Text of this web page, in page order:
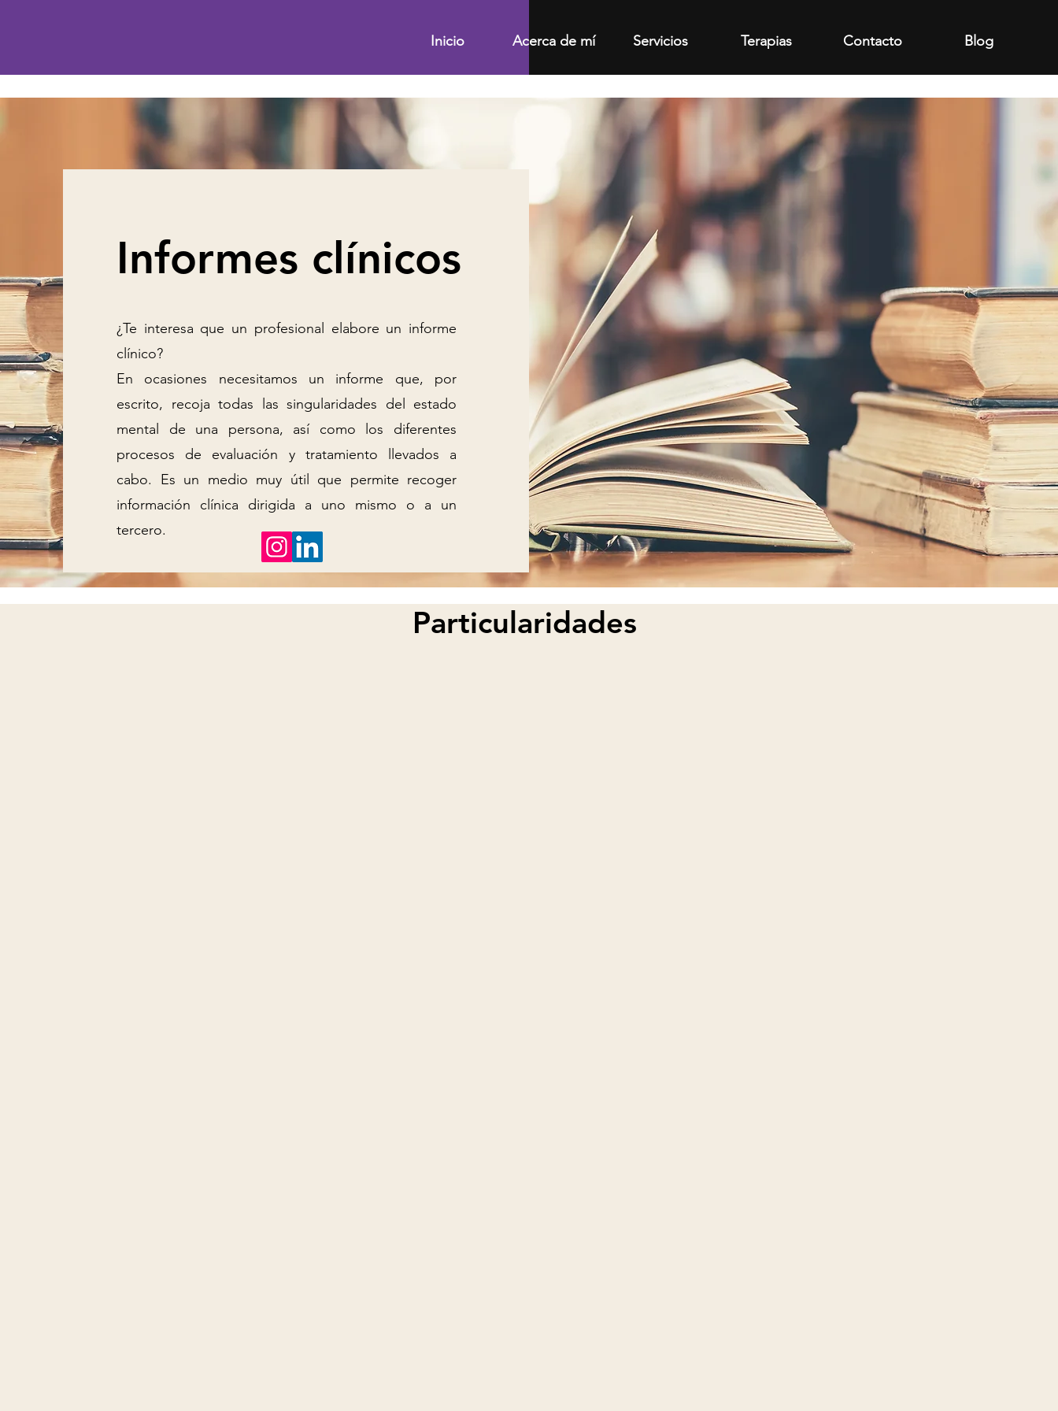
Inicio Acerca de mí Servicios Terapias Contacto Blog
Informes clínicos
¿Te interesa que un profesional elabore un informe
clínico?
En ocasiones necesitamos un informe que, por
escrito, recoja todas las singularidades del estado
mental de una persona, así como los diferentes
procesos de evaluación y tratamiento llevados a
cabo. Es un medio muy útil que permite recoger
información clínica dirigida a uno mismo o a un
tercero.
Particularidades